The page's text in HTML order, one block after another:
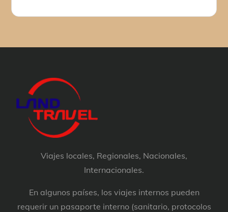
Viajes locales, Regionales, Nacionales,
Internacionales.
En algunos países, los viajes internos pueden
requerir un pasaporte interno (sanitario, protocolos